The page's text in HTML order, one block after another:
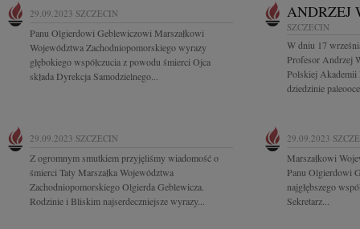
29.09.2023 SZCZECIN
Panu Olgierdowi Geblewiczowi Marszałkowi
Województwa Zachodniopomorskiego wyrazy
głębokiego współczucia z powodu śmierci Ojca
składa Dyrekcja Samodzielnego...
ANDRZEJ
SZCZECIN
W dniu 17
Profesor Andrzej
Polskiej
dziedzinie
29.09.2023 SZCZECIN
Z ogromnym smutkiem przyjęliśmy wiadomość o
śmierci Taty Marszałka Województwa
Zachodniopomorskiego Olgierda Geblewicza.
Rodzinie i Bliskim najserdeczniejsze wyrazy...
29.09.2023
Marszałkowi
Panu Olgierdowi
najgłębszego
Sekretarz...